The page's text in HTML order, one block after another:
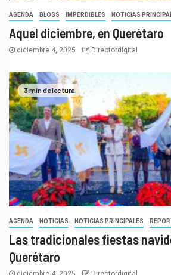
AGENDA BLOGS IMPERDIBLES NOTICIAS
Aquel diciembre, en Querétaro
diciembre 4, 2025 Directordigital
3 min de lectura
AGENDA NOTICIAS NOTICIAS PRINCIPALES
Las tradicionales fiestas
Querétaro